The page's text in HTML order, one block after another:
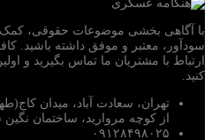
سودآور، معتبر و موفق داشته باشید.
ارتباط با مشتریان ما تماس بگیرید و
کنید.
تهران، سعادت آباد، میدان
از کوچه مروارید، ساختمان نگین
۰۹۱۲۸۴۹۸۰۲۵